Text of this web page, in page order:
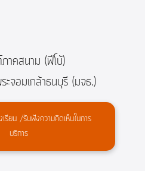
าคสนาม (ฟีโบ้)
ะจอมเกล้าธนบุรี (มจธ.)
รียน /รับฟังความคิดเห็นในการ
บริการ